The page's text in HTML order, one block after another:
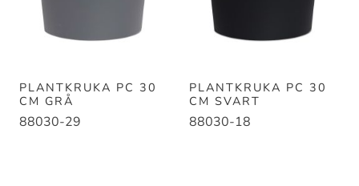
PLANTKRUKA PC 30
CM GRÅ
88030-29
PLANTKRUKA PC 30
CM SVART
88030-18